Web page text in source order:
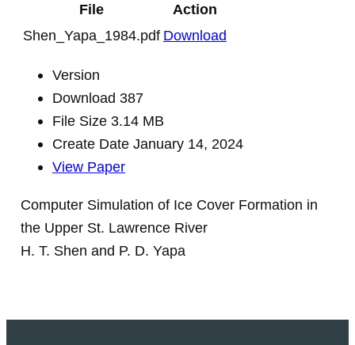
File
Action
Shen_Yapa_1984.pdf Download
Version
Download 387
File Size 3.14 MB
Create Date January 14, 2024
View Paper
Computer Simulation of Ice Cover Formation in
the Upper St. Lawrence River
H. T. Shen and P. D. Yapa